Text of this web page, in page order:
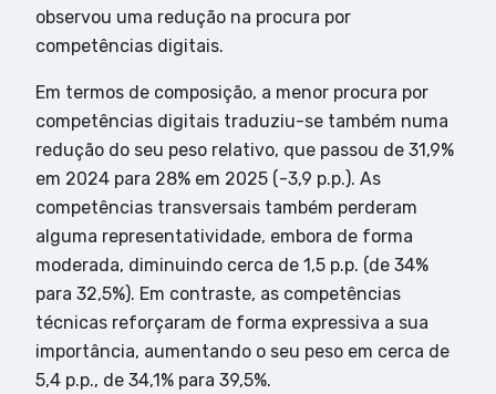
observou uma redução na procura por
competências digitais.
Em termos de composição, a menor procura por
competências digitais traduziu-se também numa
redução do seu peso relativo, que passou de 31,9%
em 2024 para 28% em 2025 (-3,9 p.p.). As
competências transversais também perderam
alguma representatividade, embora de forma
moderada, diminuindo cerca de 1,5 p.p. (de 34%
para 32,5%). Em contraste, as competências
técnicas reforçaram de forma expressiva a sua
importância, aumentando o seu peso em cerca de
5,4 p.p., de 34,1% para 39,5%.